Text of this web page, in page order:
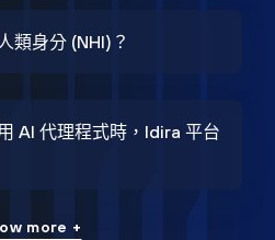
類身分 (NHI)？
AI 代理程式時，Idira 平台
more +